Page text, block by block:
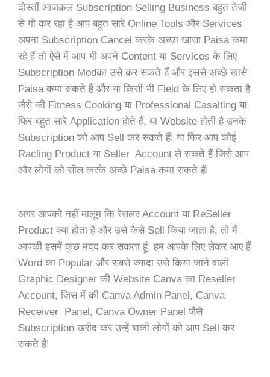
दोस्तों आजकल Subscription Selling Business बहुत तेजी
से गो कर रहा है आप बहुत सारे Online Tools और Services
अपना Subscription Cancel करके अच्छा खासा Paisa कमा
रहे हैं तो ऐसे में आप भी अपने Content या Services के लिए
Subscription Modका उसे कर सकते हैं और इससे अच्छे खासे
Paisa कमा सकते हैं और या किसी भी Field के लिए हो सकता है
जैसे की Fitness Cooking या Professional Casalting या
फिर बहुत सारे Application होते हैं, या Website होती है उनके
Subscription को आप Sell कर सकते हैं! या फिर आप कोई
Racling Product या Seller Account ले सकते हैं जिसे आप
और लोगों को सील करके अच्छे Paisa कमा सकते हैं!
अगर आपको नहीं मालूम कि रेसलर Account या ReSeller
Product क्या होता है और उसे कैसे Sell किया जाता है, तो मैं
आपकी इसमें कुछ मदद कर सकता हूं, हम आपके लिए लेकर आए हैं
Word का Popular और सबसे ज्यादा उसे किया जाने वाली
Graphic Designer की Website Canva का Reseller
Account, जिस में की Canva Admin Panel, Canva
Receiver Panel, Canva Owner Panel जैसे
Subscription खरीद कर उन्हें बाकी लोगों को आप Sell कर
सकते हैं!